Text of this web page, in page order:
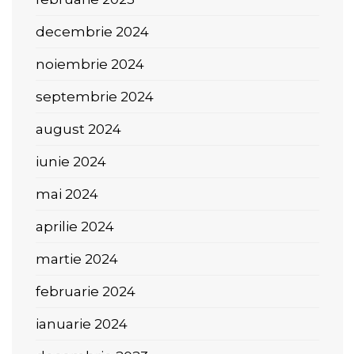
decembrie 2024
noiembrie 2024
septembrie 2024
august 2024
iunie 2024
mai 2024
aprilie 2024
martie 2024
februarie 2024
ianuarie 2024